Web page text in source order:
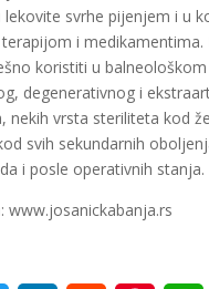
lekovite svrhe pijenjem i u
i medikamentima.
koristiti u
degenerativnog i
nekih vrsta steriliteta kod
svih sekundarnih
i posle operativnih stanja.
www.josanickabanja.rs